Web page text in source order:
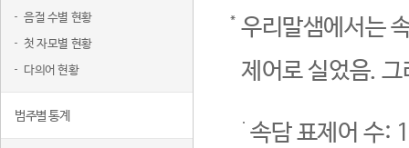
음절 수별 현황
첫 자모별 현황
다의어 현황
범주별 통계
우리말샘에서는
제어로 실었음.
속담 표제어 수: